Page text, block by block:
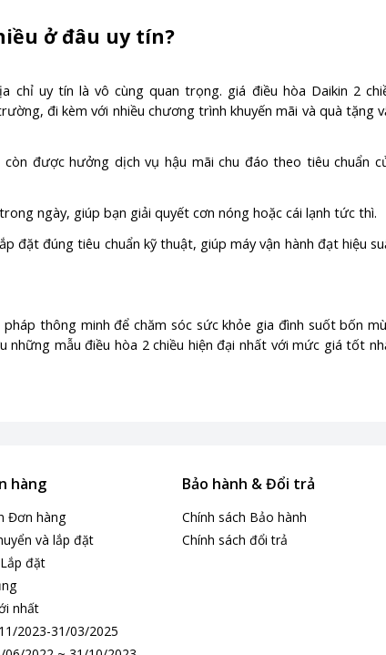
ở đâu uy tín?
uy tín là vô cùng quan trọng. giá điều hòa Daikin 2
đi kèm với nhiều chương trình khuyến mãi và quà tặng
được hưởng dịch vụ hậu mãi chu đáo theo tiêu chuẩn
ngày, giúp bạn giải quyết cơn nóng hoặc cái lạnh tức thì.
đặt đúng tiêu chuẩn kỹ thuật, giúp máy vận hành đạt hiệu
thông minh để chăm sóc sức khỏe gia đình suốt bốn
mẫu điều hòa 2 chiều hiện đại nhất với mức giá tốt
hàng
Đơn hàng
và lắp đặt
đặt
nhất
2023-31/03/2025
Bảo hành & Đổi trả
Chính sách Bảo hành
Chính sách đổi trả